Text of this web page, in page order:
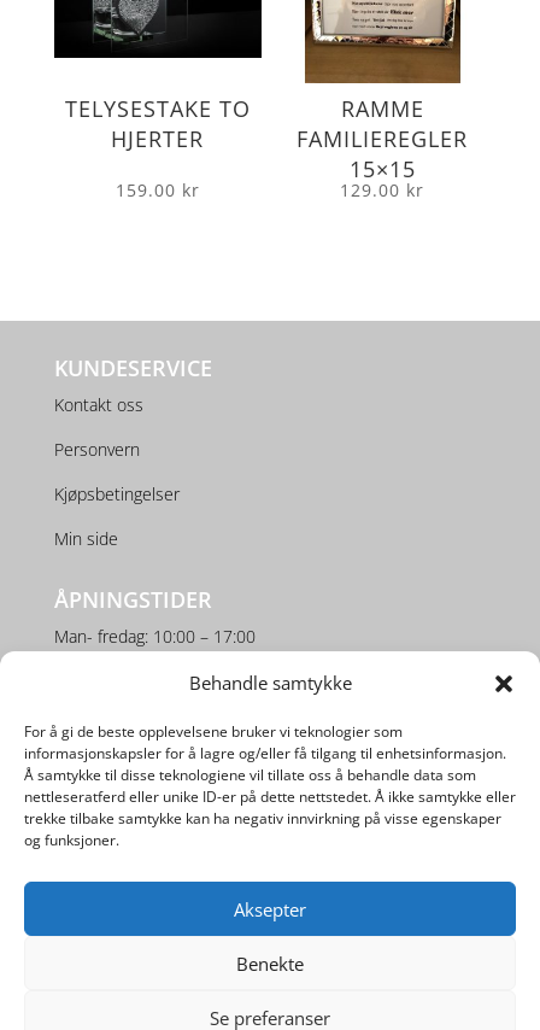
Behandle samtykke
For å gi de beste opplevelsene bruker vi teknologier som
informasjonskapsler for å lagre og/eller få tilgang til enhetsinformasjon.
Å samtykke til disse teknologiene vil tillate oss å behandle data som
nettleseratferd eller unike ID-er på dette nettstedet. Å ikke samtykke eller
trekke tilbake samtykke kan ha negativ innvirkning på visse egenskaper
og funksjoner.
Aksepter
Benekte
Se preferanser
TELYSESTAKE TO
HJERTER
159.00 kr
RAMME
FAMILIEREGLER
15×15
129.00 kr
KUNDESERVICE
Kontakt oss
Personvern
Kjøpsbetingelser
Min side
ÅPNINGSTIDER
Man- fredag: 10:00 – 17:00
Lørdag: 10:00 – 16:00
SOSIALE MEDIER
Utviklet avDigipos AS